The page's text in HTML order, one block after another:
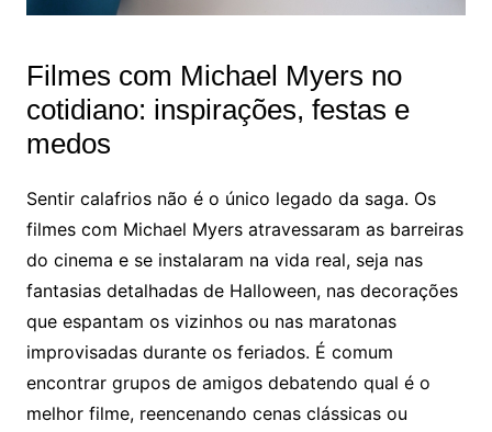
Filmes com Michael Myers no
cotidiano: inspirações, festas e
medos
Sentir calafrios não é o único legado da saga. Os
filmes com Michael Myers atravessaram as barreiras
do cinema e se instalaram na vida real, seja nas
fantasias detalhadas de Halloween, nas decorações
que espantam os vizinhos ou nas maratonas
improvisadas durante os feriados. É comum
encontrar grupos de amigos debatendo qual é o
melhor filme, reencenando cenas clássicas ou